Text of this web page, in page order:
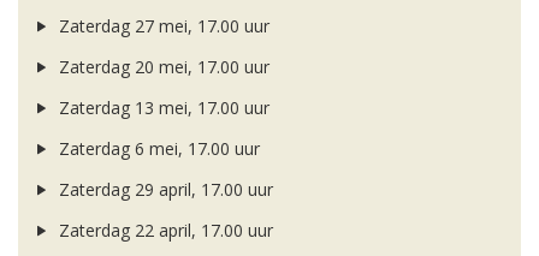
Zaterdag 27 mei, 17.00 uur
Zaterdag 20 mei, 17.00 uur
Zaterdag 13 mei, 17.00 uur
Zaterdag 6 mei, 17.00 uur
Zaterdag 29 april, 17.00 uur
Zaterdag 22 april, 17.00 uur